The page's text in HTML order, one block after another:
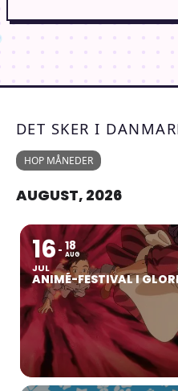
DET SKER I
HOP MÅNEDER
AUGUST, 2026
16
JUL
18
AUG
ANIMÉ-FESTIVAL I